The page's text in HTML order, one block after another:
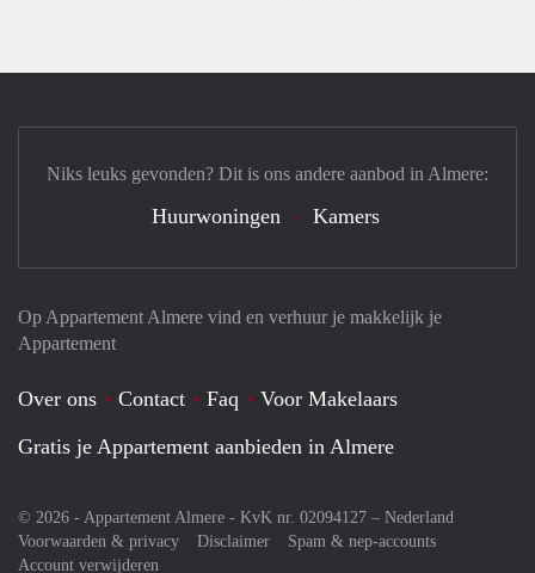
Op Appartement Almere vind en verhuur je makkelijk je
Appartement
Over ons Contact Faq
Voor Makelaars
Gratis je Appartement aanbieden in Almere
© 2026 - Appartement Almere - KvK nr. 02094127 – Nederland
Voorwaarden & privacy
Disclaimer
Spam & nep-accounts
Account verwijderen
Niks leuks gevonden? Dit is ons andere aanbod in Almere:
Huurwoningen Kamers